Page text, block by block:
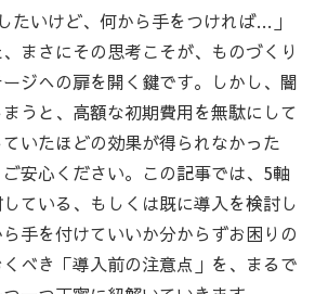
たいけど、何から手をつければ…」
まさにその思考こそが、ものづくり
ジへの扉を開く鍵です。しかし、闇
うと、高額な初期費用を無駄にして
いたほどの効果が得られなかった
安心ください。この記事では、5軸
ている、もしくは既に導入を検討し
手を付けていいか分からずお困りの
べき「導入前の注意点」を、まるで